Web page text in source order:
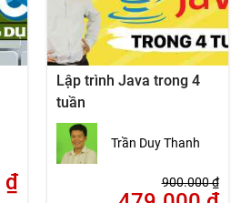
₫
Lập trình Java trong 4
tuần
Trần Duy Thanh
900.000₫